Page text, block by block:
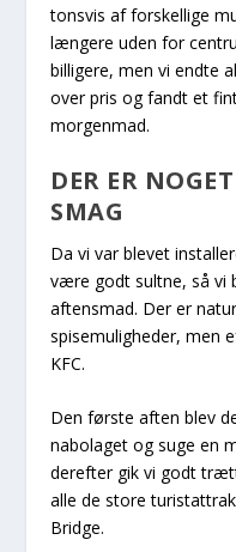
tonsvis af forskellige
længere uden for
billigere, men vi endte
over pris og fandt et
morgenmad.
DER ER
SMAG
Da vi var blevet
være godt sultne, så vi
aftensmad. Der er
spisemuligheder, men
KFC.
Den første aften blev
nabolaget og suge en
derefter gik vi godt
alle de store
Bridge.